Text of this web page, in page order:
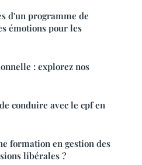
d'un programme de
émotions pour les
: explorez nos
conduire avec le cpf en
formation en gestion des
libérales ?